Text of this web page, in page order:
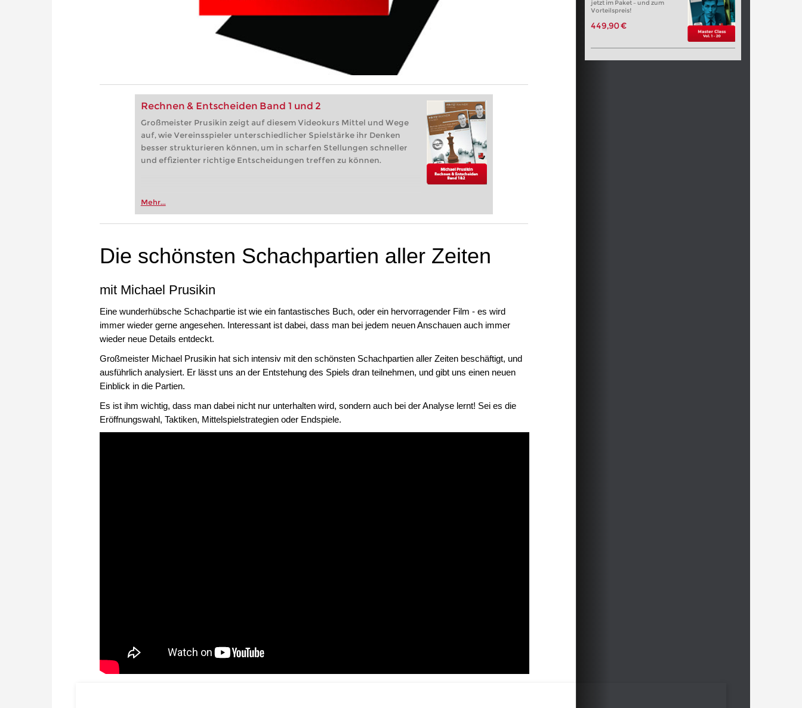
Rechnen & Entscheiden Band 1 und 2
Großmeister Prusikin zeigt auf diesem Videokurs Mittel und Wege
auf, wie Vereinsspieler unterschiedlicher Spielstärke ihr Denken
besser strukturieren können, um in scharfen Stellungen schneller
und effizienter richtige Entscheidungen treffen zu können.
Mehr...
jetzt im Paket – und zum
Vorteilspreis!
449,90 €
Die schönsten Schachpartien aller Zeiten
mit Michael Prusikin
Eine wunderhübsche Schachpartie ist wie ein fantastisches Buch, oder ein hervorragender Film - es wird
immer wieder gerne angesehen. Interessant ist dabei, dass man bei jedem neuen Anschauen auch immer
wieder neue Details entdeckt.
Großmeister Michael Prusikin hat sich intensiv mit den schönsten Schachpartien aller Zeiten beschäftigt, und
ausführlich analysiert. Er lässt uns an der Entstehung des Spiels dran teilnehmen, und gibt uns einen neuen
Einblick in die Partien.
Es ist ihm wichtig, dass man dabei nicht nur unterhalten wird, sondern auch bei der Analyse lernt! Sei es die
Eröffnungswahl, Taktiken, Mittelspielstrategien oder Endspiele.